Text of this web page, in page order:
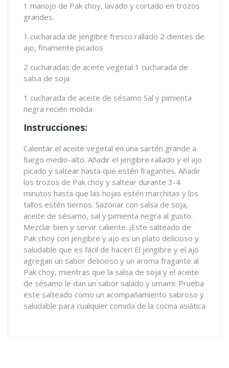
1 manojo de Pak choy, lavado y cortado en trozos
grandes
1 cucharada de jengibre fresco rallado 2 dientes de
ajo, finamente picados
2 cucharadas de aceite vegetal 1 cucharada de
salsa de soja
1 cucharada de aceite de sésamo Sal y pimienta
negra recién molida
Instrucciones:
Calentar el aceite vegetal en una sartén grande a
fuego medio-alto. Añadir el jengibre rallado y el ajo
picado y saltear hasta que estén fragantes. Añadir
los trozos de Pak choy y saltear durante 3-4
minutos hasta que las hojas estén marchitas y los
tallos estén tiernos. Sazonar con salsa de soja,
aceite de sésamo, sal y pimienta negra al gusto.
Mezclar bien y servir caliente. ¡Este salteado de
Pak choy con jengibre y ajo es un plato delicioso y
saludable que es fácil de hacer! El jengibre y el ajo
agregan un sabor delicioso y un aroma fragante al
Pak choy, mientras que la salsa de soja y el aceite
de sésamo le dan un sabor salado y umami. Prueba
este salteado como un acompañamiento sabroso y
saludable para cualquier comida de la cocina asiática